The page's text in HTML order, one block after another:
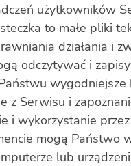
użytkowników
to małe pliki
działania i
odczytywać i
wygodniejsze
z Serwisu i
i wykorzystanie
mogą Państwo
lub